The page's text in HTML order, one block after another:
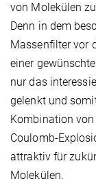
von Molekülen
Denn in dem
Massenfilter vor
einer
nur das
gelenkt und
Kombination
Coulomb-
attraktiv für
Molekülen.